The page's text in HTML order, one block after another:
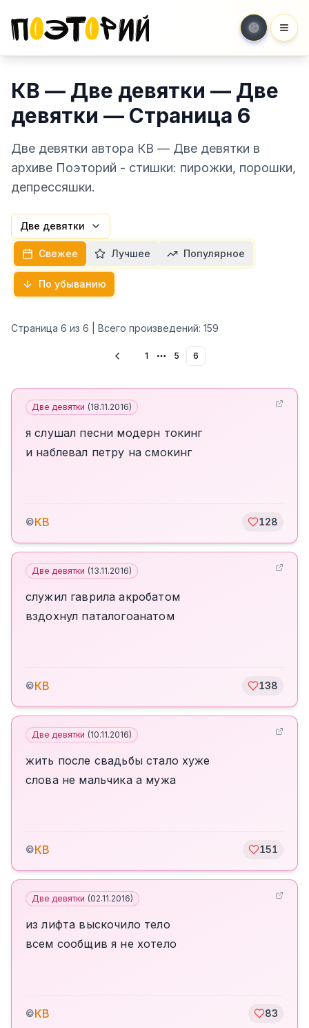
КВ — Две девятки — Две
девятки — Страница 6
Две девятки автора КВ — Две девятки в
архиве Поэторий - стишки: пирожки, порошки,
депрессяшки.
Две девятки
Свежее Лучшее Популярное
По убыванию
Страница 6 из 6 | Всего произведений: 159
1 More pages
5 6
Две девятки (18.11.2016)
я слушал песни модерн токинг
и наблевал петру на смокинг
©КВ 128
Две девятки (13.11.2016)
служил гаврила акробатом
вздохнул паталогоанатом
©КВ 138
Две девятки (10.11.2016)
жить после свадьбы стало хуже
слова не мальчика а мужа
©КВ 151
Две девятки (02.11.2016)
из лифта выскочило тело
всем сообщив я не хотело
©КВ 83